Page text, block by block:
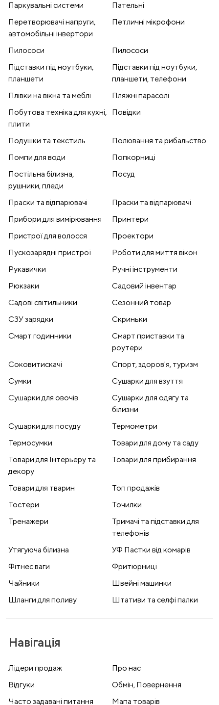
Паркувальні системи
Пательні
Перетворювачі напруги,
автомобільні інвертори
Петличні мікрофони
Пилососи
Пилососи
Підставки під ноутбуки,
планшети
Підставки під ноутбуки,
планшети, телефони
Плівки на вікна та меблі
Пляжні парасолі
Побутова техніка для кухні,
плити
Повідки
Подушки та текстиль
Полювання та рибальство
Помпи для води
Попкорниці
Постільна білизна,
рушники, пледи
Посуд
Праски та відпарювачі
Праски та відпарювачі
Прибори для вимірювання
Принтери
Пристрої для волосся
Проектори
Пускозарядні пристрої
Роботи для миття вікон
Рукавички
Ручні інструменти
Рюкзаки
Садовий інвентар
Садові світильники
Сезонний товар
СЗУ зарядки
Скриньки
Смарт годинники
Смарт приставки та
роутери
Соковитискачі
Спорт, здоров'я, туризм
Сумки
Сушарки для взуття
Сушарки для овочів
Сушарки для одягу та
білизни
Сушарки для посуду
Термометри
Термосумки
Товари для дому та саду
Товари для Інтерьеру та
декору
Товари для прибирання
Товари для тварин
Топ продажів
Тостери
Точилки
Тренажери
Тримачі та підставки для
телефонів
Утягуюча білизна
УФ Пастки від комарів
Фітнес ваги
Фритюрниці
Чайники
Швейні машинки
Шланги для поливу
Штативи та селфі палки
Навігація
Лідери продаж
Про нас
Відгуки
Обмін, Повернення
Часто задавані питання
Мапа товарів